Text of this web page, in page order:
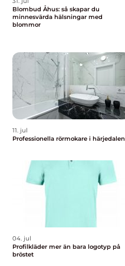
Blombud Åhus: så skapar du
minnesvärda hälsningar med
blommor
11. jul
Professionella rörmokare i härjedalen
04. jul
Profilkläder mer än bara logotyp på
bröstet